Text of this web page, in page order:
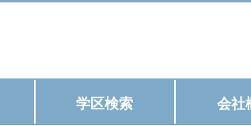
学区検索 会社